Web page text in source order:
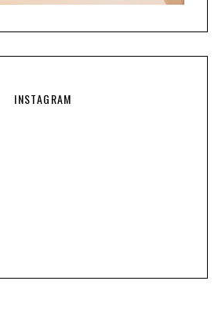
INSTAGRAM